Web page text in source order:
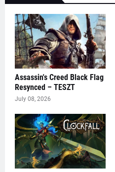
Assassin's Creed Black Flag
Resynced – TESZT
July 08, 2026